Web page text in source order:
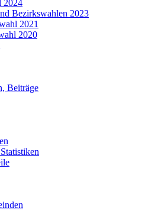
2024
Bezirkswahlen 2023
2021
2020
Beiträge